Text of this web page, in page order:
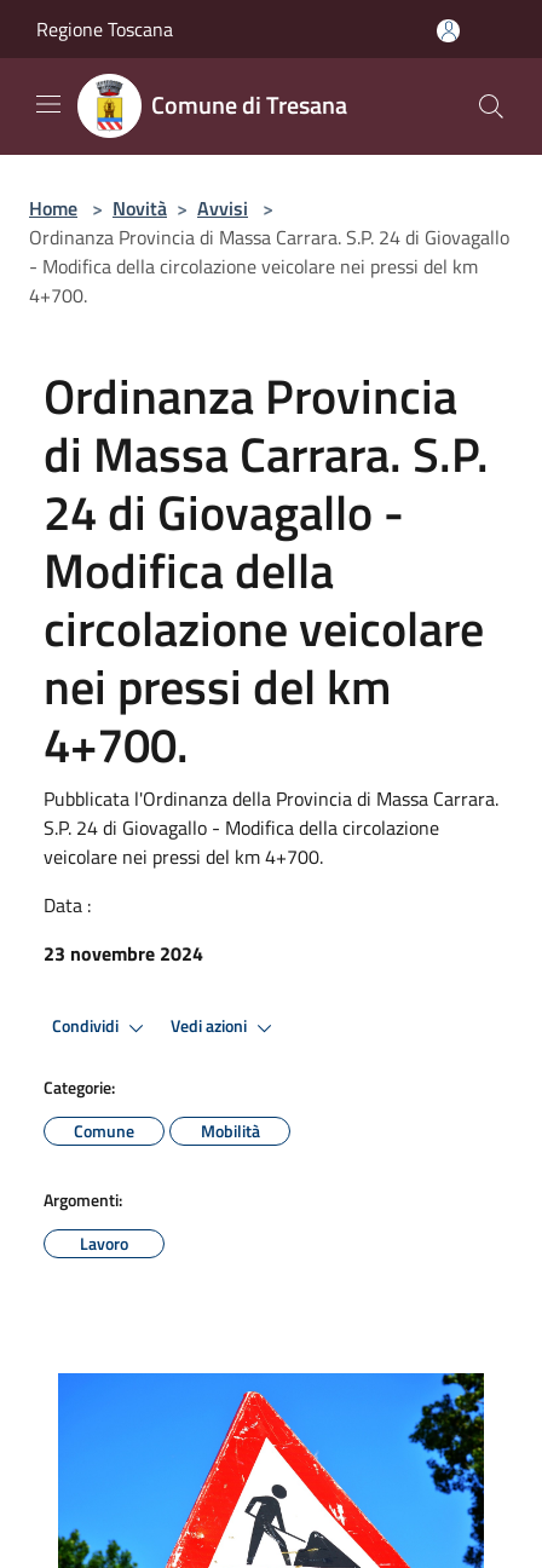
Regione Toscana
Comune di Tresana
Home > Novità > Avvisi >
Ordinanza Provincia di Massa Carrara. S.P. 24 di Giovagallo
- Modifica della circolazione veicolare nei pressi del km
4+700.
Ordinanza Provincia
di Massa Carrara. S.P.
24 di Giovagallo -
Modifica della
circolazione veicolare
nei pressi del km
4+700.
Pubblicata l'Ordinanza della Provincia di Massa Carrara.
S.P. 24 di Giovagallo - Modifica della circolazione
veicolare nei pressi del km 4+700.
Data :
23 novembre 2024
Condividi Vedi azioni
Categorie:
Comune
Mobilità
Argomenti:
Lavoro